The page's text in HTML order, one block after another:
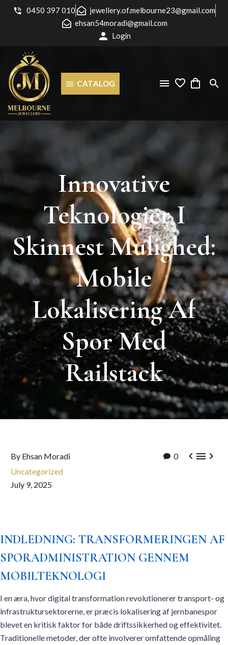
0450 397 010
jewellery.of.melbourne23@gmail.com
ehsan54moradi@gmail.com
Login
CATALOG
Innovative
TeknologierI
SkinnestMulighed:
Mobile
LokaliseringAf
SporMed
Railstack
0 
By Ehsan Moradi
Uncategorized
July 9, 2025
INDLEDNING: TRANSFORMERINGEN AF
SPORADMINISTRATION GENNEM
MOBILTEKNOLOGI
I en æra, hvor digital transformation revolutionerer transport- og
infrastruktursektorerne, er præcis lokalisering af jernbanespor
blevet en kritisk faktor for både driftssikkerhed og effektivitet.
Traditionelle metoder, der ofte involverer omfattende opmåling